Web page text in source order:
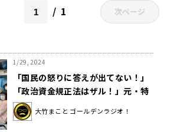
1 次ページ
1/29, 2024
「国民の怒りに答えが出てない！」
「政治資金規正法はザル！」元・特
捜メンバーに裏金問題を訊く
大竹まこと ゴールデンラジオ！